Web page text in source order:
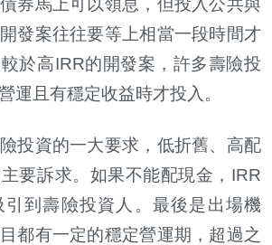
發案往往要等上相當一段時間才
於高IRR的開發案，許多壽險投
運且有穩定收益時才投入。
投資的一大要求，低折舊、高配
要訴求。如果不能配現金， IRR
到壽險投資人。最後是出場機
都有一定的穩定營運期，超過之